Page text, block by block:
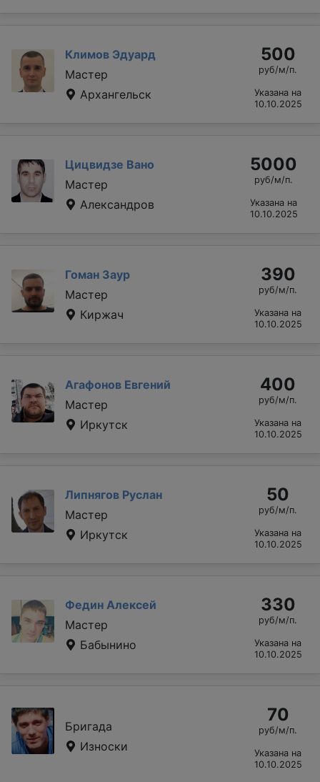
Климов Эдуард
Мастер
Архангельск
500
руб/м/п.
Указана на
10.10.2025
Цицвидзе Вано
Мастер
Александров
5000
руб/м/п.
Указана на
10.10.2025
Гоман Заур
Мастер
Киржач
390
руб/м/п.
Указана на
10.10.2025
Агафонов Евгений
Мастер
Иркутск
400
руб/м/п.
Указана на
10.10.2025
Липнягов Руслан
Мастер
Иркутск
50
руб/м/п.
Указана на
10.10.2025
Федин Алексей
Мастер
Бабынино
330
руб/м/п.
Указана на
10.10.2025
Бригада
Износки
70
руб/м/п.
Указана на
10.10.2025